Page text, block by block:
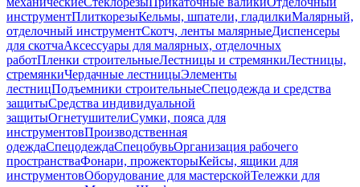
инструментПлиткорезыКельмы, шпатели, гладилкиМалярный,
отделочный инструментСкотч, ленты малярныеДиспенсеры
для скотчаАксессуары для малярных, отделочных
работПленки строительныеЛестницы и стремянкиЛестницы,
стремянкиЧердачные лестницыЭлементы
лестницПодъемники строительныеСпецодежда и средства
защитыСредства индивидуальной
защитыОгнетушителиСумки, пояса для
инструментовПроизводственная
одеждаСпецодеждаСпецобувьОрганизация рабочего
пространстваФонари, прожекторыКейсы, ящики для
инструментовОборудование для мастерскойТележки для